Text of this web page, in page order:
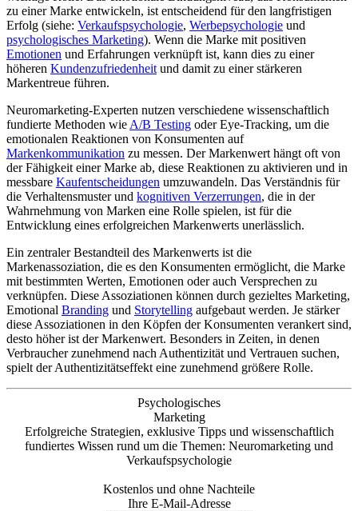
zu einer Marke entwickeln, ist entscheidend für den langfristigen
Erfolg (siehe: Verkaufspsychologie, Werbepsychologie und
psychologisches Marketing). Wenn die Marke mit positiven
Emotionen und Erfahrungen verknüpft ist, kann dies zu einer
höheren Kundenzufriedenheit und damit zu einer stärkeren
Markentreue führen.
Neuromarketing-Experten nutzen verschiedene wissenschaftlich
fundierte Methoden wie A/B Testing oder Eye-Tracking, um die
emotionalen Reaktionen von Konsumenten auf
Markenkommunikation zu messen. Der Markenwert hängt oft von
der Fähigkeit einer Marke ab, diese Reaktionen zu aktivieren und in
messbare Kaufentscheidungen umzuwandeln. Das Verständnis für
die Verhaltensmuster und kognitiven Verzerrungen, die in der
Wahrnehmung von Marken eine Rolle spielen, ist für die
Entwicklung eines erfolgreichen Markenwerts unerlässlich.
Ein zentraler Bestandteil des Markenwerts ist die
Markenassoziation, die es den Konsumenten ermöglicht, die Marke
mit bestimmten Werten, Emotionen oder auch Versprechen zu
verknüpfen. Diese Assoziationen können durch gezieltes Marketing,
Emotional Branding und Storytelling aufgebaut werden. Je stärker
diese Assoziationen in den Köpfen der Konsumenten verankert sind,
desto höher ist der Markenwert. Besonders in Zeiten, in denen
Verbraucher zunehmend nach Authentizität und Vertrauen suchen,
spielt der Authentizitätseffekt eine zunehmend größere Rolle.
Psychologisches
Marketing
Erfolgreiche Strategien, exklusive Tipps und wissenschaftlich
fundiertes Wissen rund um die Themen: Neuromarketing und
Verkaufspsychologie
Kostenlos und ohne Nachteile
Ihre E-Mail-Adresse